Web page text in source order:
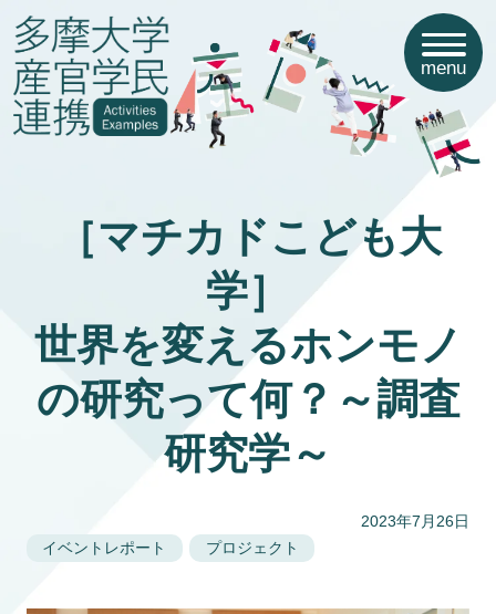
menu
［マチカドこども大
学］
世界を変えるホンモノ
の研究って何？～調査
研究学～
2023年7月26日
イベントレポート
プロジェクト